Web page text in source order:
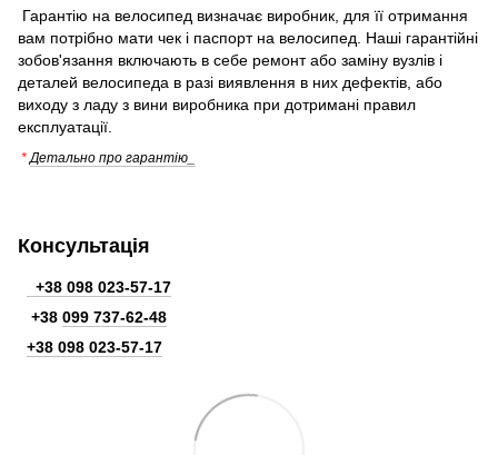
Гарантію на велосипед визначає виробник, для її отримання
вам потрібно мати чек і паспорт на велосипед. Наші гарантійні
зобов'язання включають в себе ремонт або заміну вузлів і
деталей велосипеда в разі виявлення в них дефектів, або
виходу з ладу з вини виробника при дотримані правил
експлуатації.
* Детально про гарантію_
Консультація
+38 098 023-57-17
+38 099 737-62-48
+38 098 023-57-17